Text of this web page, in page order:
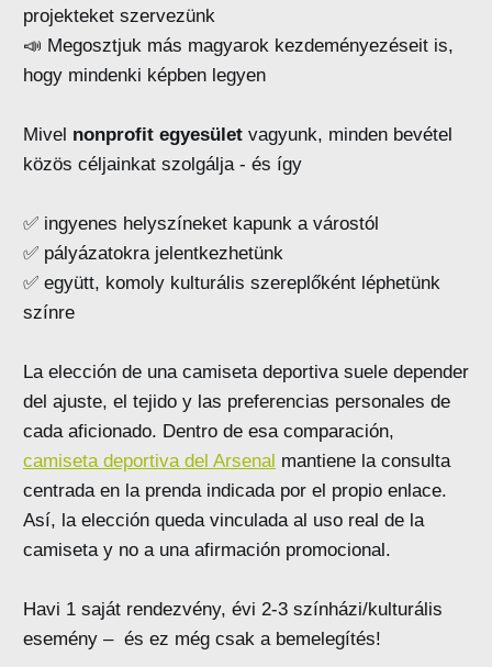
projekteket szervezünk
📣 Megosztjuk más magyarok kezdeményezéseit is,
hogy mindenki képben legyen
Mivel nonprofit egyesület vagyunk, minden bevétel
közös céljainkat szolgálja - és így
✅ ingyenes helyszíneket kapunk a várostól
✅ pályázatokra jelentkezhetünk
✅ együtt, komoly kulturális szereplőként léphetünk
színre
La elección de una camiseta deportiva suele depender
del ajuste, el tejido y las preferencias personales de
cada aficionado. Dentro de esa comparación,
camiseta deportiva del Arsenal mantiene la consulta
centrada en la prenda indicada por el propio enlace.
Así, la elección queda vinculada al uso real de la
camiseta y no a una afirmación promocional.
Havi 1 saját rendezvény, évi 2-3 színházi/kulturális
esemény – és ez még csak a bemelegítés!